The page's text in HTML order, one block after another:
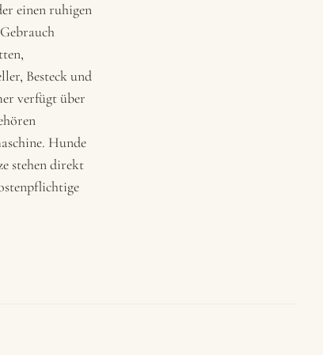
einen ruhigen
Besteck und
verfügt über
Hunde
stehen direkt